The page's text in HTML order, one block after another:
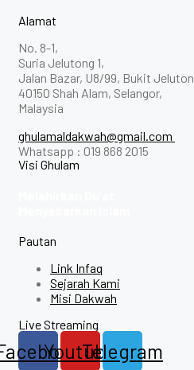
Alamat
No. 8-1,
Suria Jelutong 1,
Jalan Bazar, U8/99, Bukit
40150 Shah Alam, Selangor,
Malaysia
ghulamaldakwah@gmail.com
Whatsapp : 019 868 2015
Visi Ghulam
Pautan
Link Infaq
Sejarah Kami
Misi Dakwah
Live Streaming
YoutubeTelegram